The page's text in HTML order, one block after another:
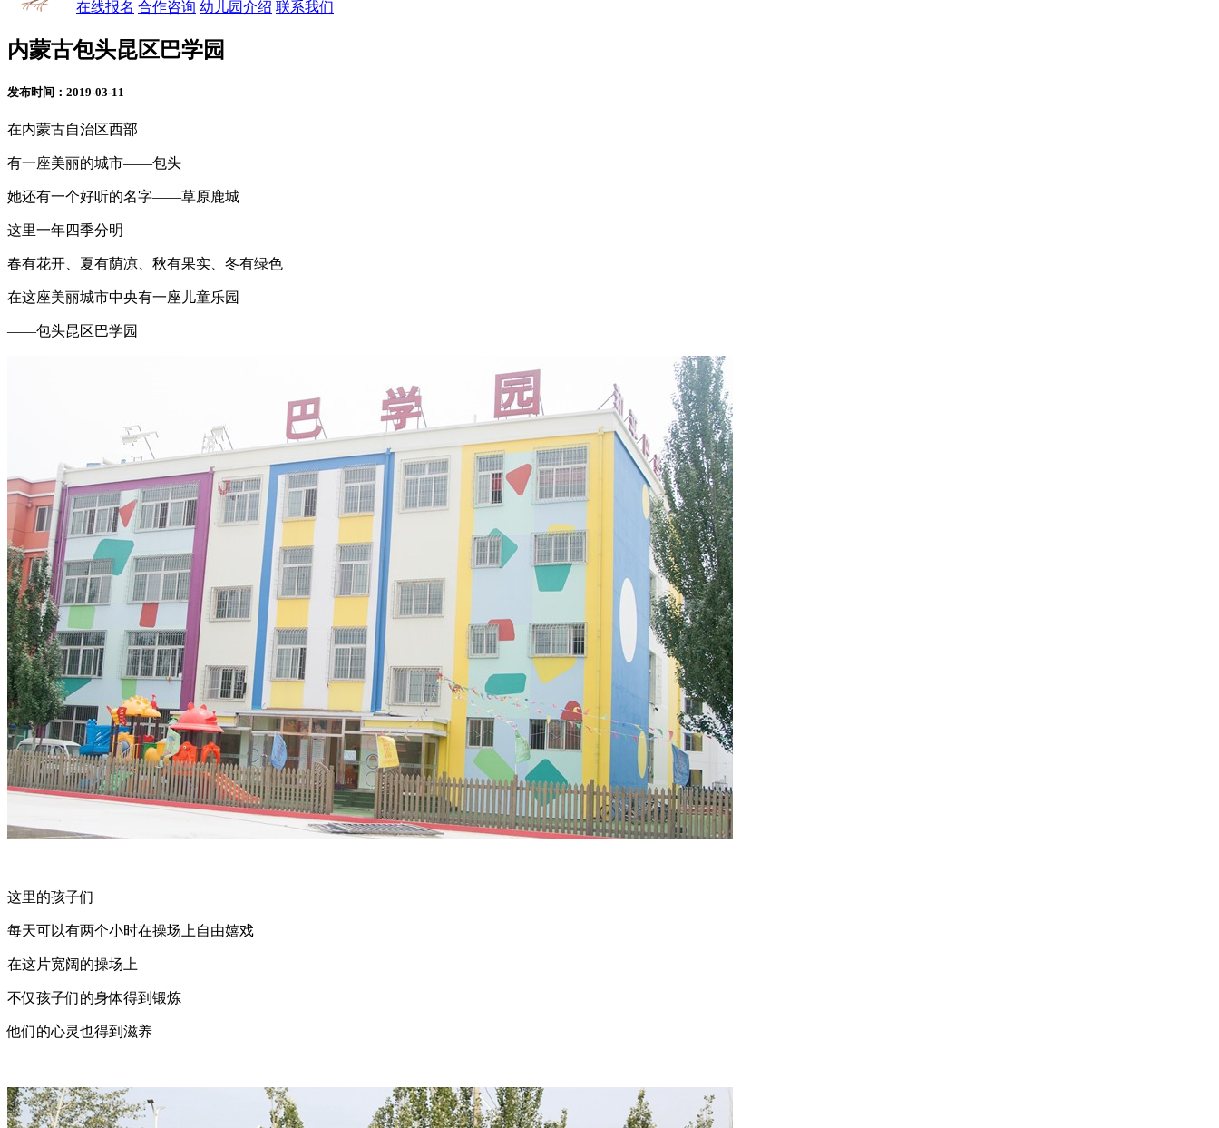
在线报名 合作咨询 幼儿园介绍 联系我们
内蒙古包头昆区巴学园
发布时间：2019-03-11
在内蒙古自治区西部
有一座美丽的城市——包头
她还有一个好听的名字——草原鹿城
这里一年四季分明
春有花开、夏有荫凉、秋有果实、冬有绿色
在这座美丽城市中央有一座儿童乐园
——包头昆区巴学园
这里的孩子们
每天可以有两个小时在操场上自由嬉戏
在这片宽阔的操场上
不仅孩子们的身体得到锻炼
他们的心灵也得到滋养